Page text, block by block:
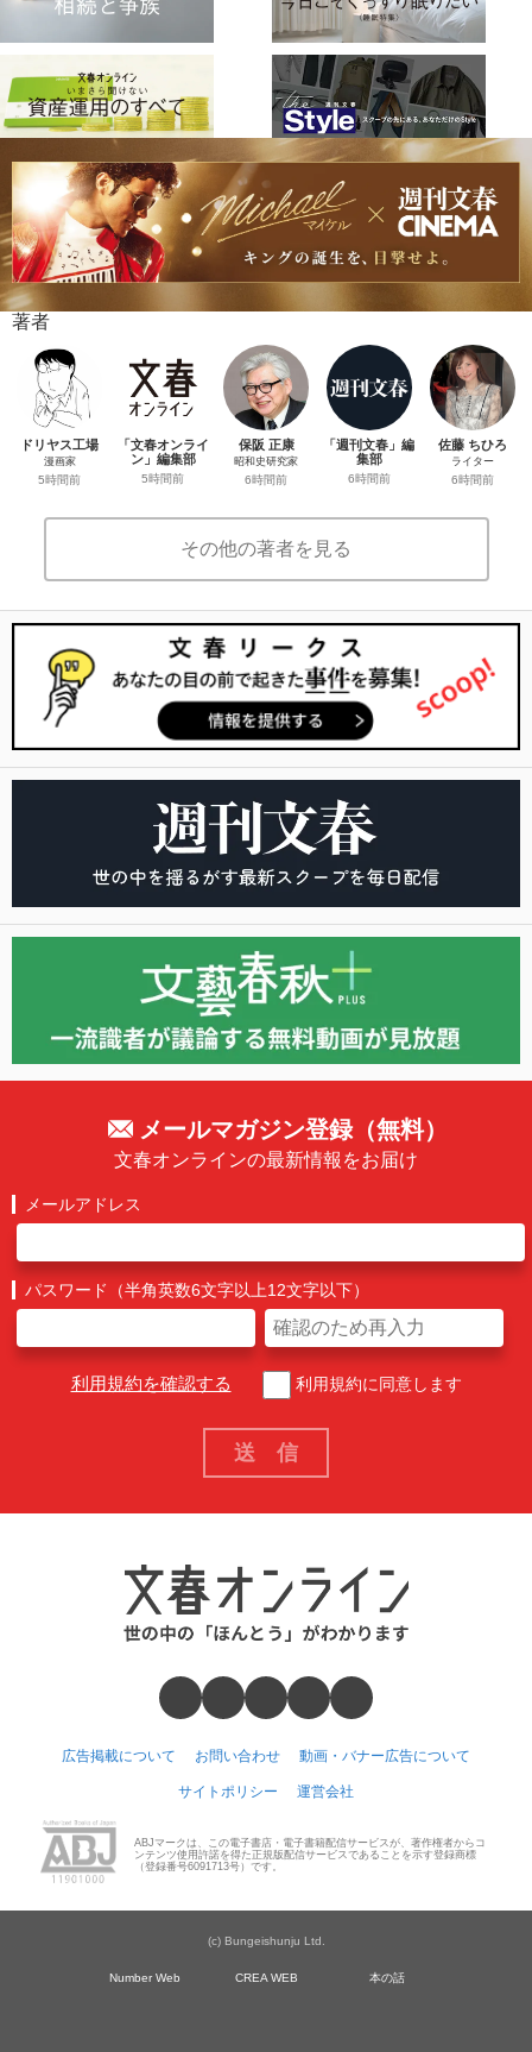
著者
ドリヤス工場
漫画家
5時間前
「文春オンライ
ン」編集部
5時間前
保阪 正康
昭和史研究家
6時間前
「週刊文春」編
集部
6時間前
佐藤 ちひろ
ライター
6時間前
その他の著者を見る
メールマガジン登録（無料）
文春オンラインの最新情報をお届け
メールアドレス
パスワード（半角英数6文字以上12文字以下）
利用規約を確認する 利用規約に同意します
広告掲載について お問い合わせ 動画・バナー広告について
サイトポリシー 運営会社
ABJマークは、この電子書店・電子書籍配信サービスが、著作権者からコ
ンテンツ使用許諾を得た正規版配信サービスであることを示す登録商標
（登録番号6091713号）です。
(c) Bungeishunju Ltd.
Number Web CREA WEB 本の話